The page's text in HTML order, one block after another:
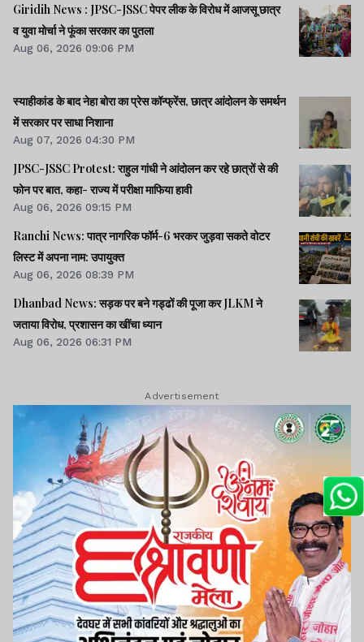
Giridih News : JPSC-JSSC पेपर लीक के विरोध में आजसू छात्र
व युवा मोर्चा ने फूंका सरकार का पुतला
Aug 06, 2026 09:06 PM
स्याहीकांड के बाद नेहा बोरा का प्रेस कॉन्फ्रेंस, छात्र आंदोलन के समर्थन
में सरकार पर साधा निशाना
Aug 07, 2026 04:30 PM
JPSC-JSSC Protest: राहुल गांधी ने आंदोलन कर रहे छात्रों से की
फोन पर बात, कहा- राज्य में परीक्षा माफिया हावी
Aug 06, 2026 09:15 PM
Ranchi News: पात्र नागरिक फॉर्म-6 भरकर जुड़वा सकते वोटर
लिस्ट में अपना नाम: उपायुक्त
Aug 06, 2026 08:39 PM
Dhanbad News: सड़क पर बने गड्ढों की पूजा कर JLKM ने
जताया विरोध, प्रशासन का खींचा ध्यान
Aug 06, 2026 06:31 PM
Advertisement